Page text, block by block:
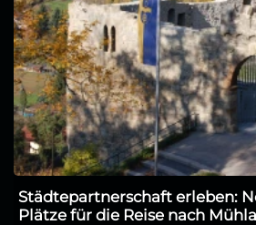
Städtepartnerschaft erleben:
Plätze für die Reise nach